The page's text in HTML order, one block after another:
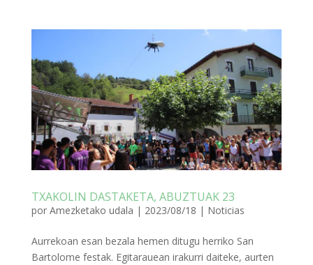
TXAKOLIN DASTAKETA, ABUZTUAK 23
por Amezketako udala | 2023/08/18 | Noticias
Aurrekoan esan bezala hemen ditugu herriko San
Bartolome festak. Egitarauean irakurri daiteke, aurten